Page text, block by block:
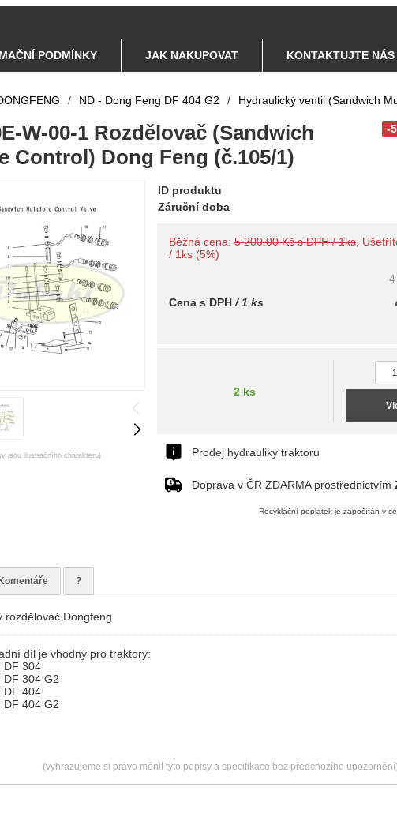
PODMÍNKY JAK NAKUPOVAT KONTAKTUJTE NÁS
/ ND - Dong Feng DF 404 G2 / Hydraulický ventil (Sandwich
-
W-00-1 Rozdělovač (Sandwich
Control) Dong Feng (č.105/1)
jsou ilustračního charakteru)
ID produktu
Záruční doba
Běžná cena: 5 200.00 Kč s DPH / 1ks ,
/ 1ks (5%)
Cena s DPH / 1 ks
2 ks
Prodej hydrauliky traktoru
Doprava v ČR ZDARMA prostřednictvím
Recyklační poplatek je započítán v
Komentáře ?
rozdělovač Dongfeng
díl je vhodný pro traktory:
DF 304
DF 304 G2
DF 404
DF 404 G2
(vyhrazujeme si právo měnit tyto popisy a specifikace bez předchozího